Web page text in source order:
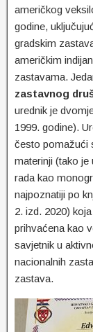
američkog
godine,
gradskim
američkim
zastavama.
zastavnog
urednik je
1999. godine).
često pomažući
materinji (tako
rada kao
najpoznatiji po
2. izd. 2020)
prihvaćena kao
savjetnik u
nacionalnih
zastava.